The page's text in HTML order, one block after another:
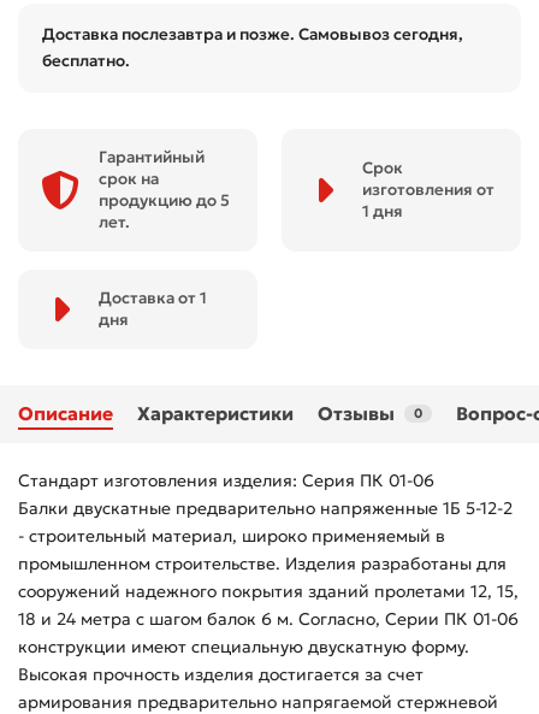
Доставка послезавтра и позже. Самовывоз сегодня,
бесплатно.
Гарантийный
срок на
продукцию до 5
лет.
Срок
изготовления от
1 дня
Доставка от 1
дня
Описание Характеристики Отзывы 0 Вопрос-
Стандарт изготовления изделия: Серия ПК 01-06
Балки двускатные предварительно напряженные 1Б 5-12-2
- строительный материал, широко применяемый в
промышленном строительстве. Изделия разработаны для
сооружений надежного покрытия зданий пролетами 12, 15,
18 и 24 метра с шагом балок 6 м. Согласно, Серии ПК 01-06
конструкции имеют специальную двускатную форму.
Высокая прочность изделия достигается за счет
армирования предварительно напрягаемой стержневой